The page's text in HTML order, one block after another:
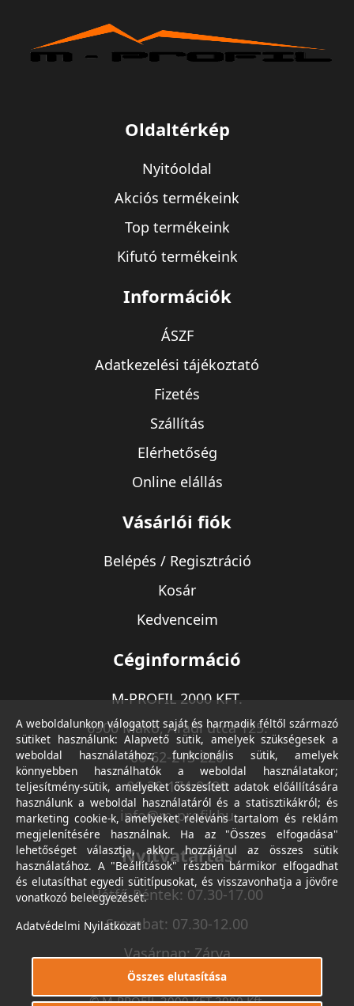
Oldaltérkép
Nyitóoldal
Akciós termékeink
Top termékeink
Kifutó termékeink
Információk
ÁSZF
Adatkezelési tájékoztató
Fizetés
Szállítás
Elérhetőség
Online elállás
Vásárlói fiók
Belépés / Regisztráció
Kosár
Kedvenceim
Céginformáció
M-PROFIL 2000 KFT.
6900 Makó, Aradi utca 125.
06-62-213-220
06-30-174-9490
info@m-profil.hu
Nyitvatartás
Hétfő-Péntek: 07.30-17.00
Szombat: 07.30-12.00
Vasárnap: Zárva
© M-PROFIL 2000 KFT 2000 Kft.
A weboldalunkon válogatott saját és harmadik féltől származó
sütiket használunk: Alapvető sütik, amelyek szükségesek a
weboldal használatához; funkcionális sütik, amelyek
könnyebben használhatók a weboldal használatakor;
teljesítmény-sütik, amelyeket összesített adatok előállítására
használunk a weboldal használatáról és a statisztikákról; és
marketing cookie-k, amelyeket releváns tartalom és reklám
megjelenítésére használnak. Ha az "Összes elfogadása"
lehetőséget választja, akkor hozzájárul az összes sütik
használatához. A "Beállítások" részben bármikor elfogadhat
és elutasíthat egyedi sütitípusokat, és visszavonhatja a jövőre
vonatkozó beleegyezését.
Adatvédelmi Nyilatkozat
Összes elutasítása